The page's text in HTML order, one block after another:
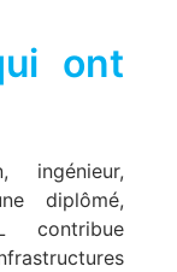
ont
ingénieur,
diplômé,
contribue